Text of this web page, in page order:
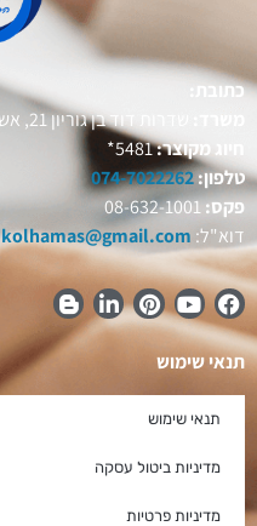
כתובת:
משרד:
שדרות דוד בן גוריון 21, אשקלון
חיוג מקוצר:5481*
טלפון:074-7022262
פקס:08-632-1001
דוא"ל: kolhamas@gmail.com
תנאי שימוש
תנאי שימוש
מדיניות ביטול עסקה
מדיניות פרטיות